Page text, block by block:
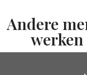
Andere
werken